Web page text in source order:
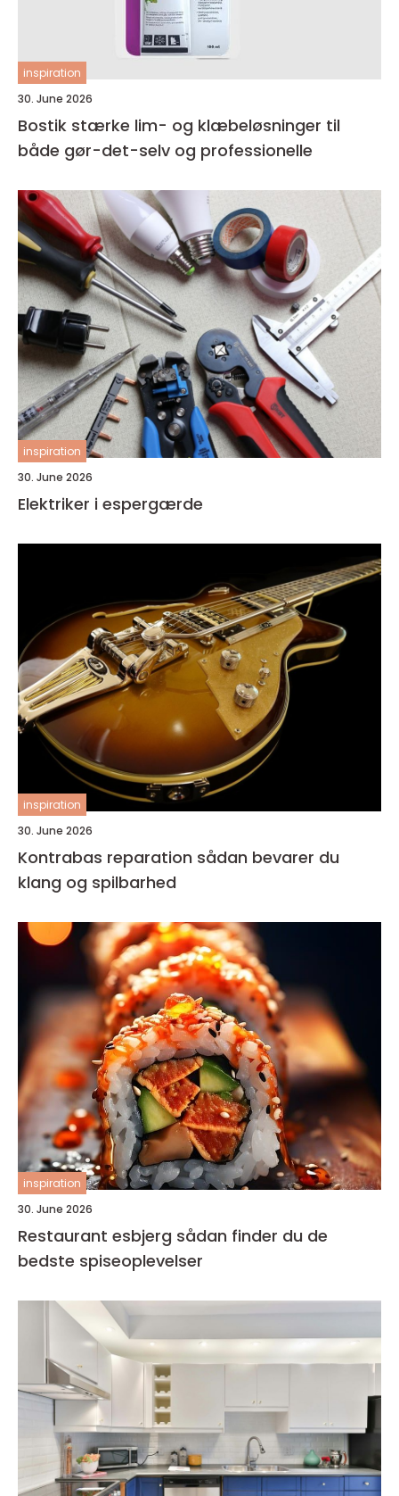
inspiration
30. June 2026
Bostik stærke lim- og klæbeløsninger til
både gør-det-selv og professionelle
inspiration
30. June 2026
Elektriker i espergærde
inspiration
30. June 2026
Kontrabas reparation sådan bevarer du
klang og spilbarhed
inspiration
30. June 2026
Restaurant esbjerg sådan finder du de
bedste spiseoplevelser